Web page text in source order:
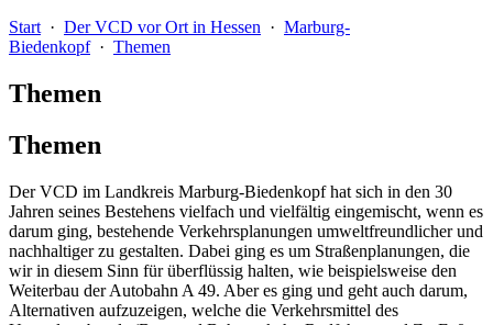
Start · Der VCD vor Ort in Hessen · Marburg-
Biedenkopf· Themen
Themen
Themen
Der VCD im Landkreis Marburg-Biedenkopf hat sich in den 30
Jahren seines Bestehens vielfach und vielfältig eingemischt, wenn es
darum ging, bestehende Verkehrsplanungen umweltfreundlicher und
nachhaltiger zu gestalten. Dabei ging es um Straßenplanungen, die
wir in diesem Sinn für überflüssig halten, wie beispielsweise den
Weiterbau der Autobahn A 49. Aber es ging und geht auch darum,
Alternativen aufzuzeigen, welche die Verkehrsmittel des